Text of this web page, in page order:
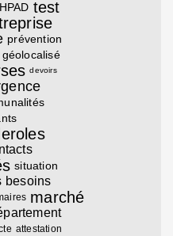
test
prévention
géolocalisé
devoirs
situation
besoins
marché
attestation